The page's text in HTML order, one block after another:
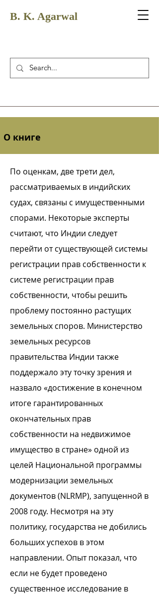
B. K. Agarwal
О книге
По оценкам, две трети дел,
рассматриваемых в индийских
судах, связаны с имущественными
спорами. Некоторые эксперты
считают, что Индии следует
перейти от существующей системы
регистрации прав собственности к
системе регистрации прав
собственности, чтобы решить
проблему постоянно растущих
земельных споров. Министерство
земельных ресурсов
правительства Индии также
поддержало эту точку зрения и
назвало «достижение в конечном
итоге гарантированных
окончательных прав
собственности на недвижимое
имущество в стране» одной из
целей Национальной программы
модернизации земельных
документов (NLRMP), запущенной в
2008 году. Несмотря на эту
политику, государства не добились
больших успехов в этом
направлении. Опыт показал, что
если не будет проведено
существенное исследование в